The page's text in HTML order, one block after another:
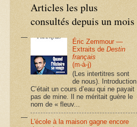
Articles les plus
consultés depuis un mois
Éric Zemmour —
Extraits deDestin
français
(m-à-j)
(Les intertitres sont
de nous). Introduction
C’était un cours d’eau qui ne payait
pas de mine. Il ne méritait guère le
nom de « fleuv...
L'école à la maison gagne encore